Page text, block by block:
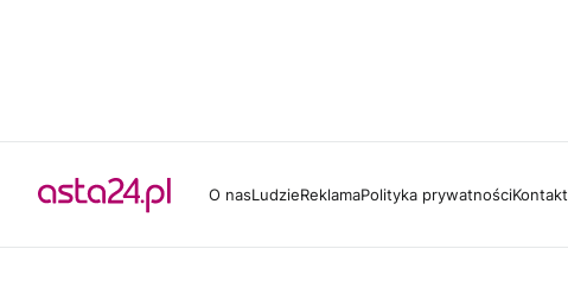
O nasLudzieReklamaPolityka prywatnościKontakt